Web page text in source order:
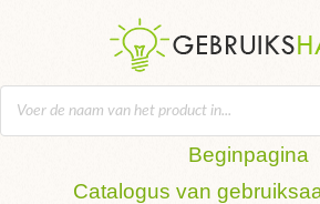
Beginpagina
Catalogus van